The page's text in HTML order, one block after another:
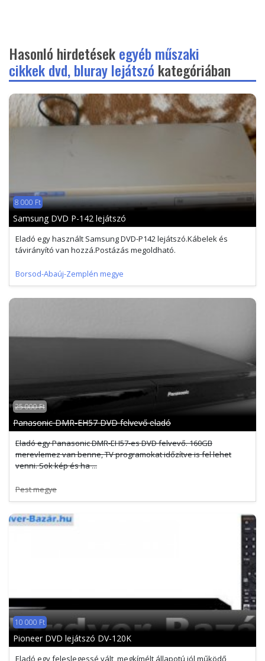
Hasonló hirdetésekegyéb műszaki
cikkek dvd, bluray lejátszó kategóriában
8 000 Ft
Samsung DVD P-142 lejátszó
Eladó egy használt Samsung DVD-P142 lejátszó.Kábelek és
távirányító van hozzá.Postázás megoldható.
Borsod-Abaúj-Zemplén megye
25 000 Ft
Panasonic DMR-EH57 DVD felvevő eladó
Eladó egy Panasonic DMR-EH57-es DVD felvevő. 160GB
merevlemez van benne, TV programokat időzítve is fel lehet
venni. Sok kép és ha ...
Pest megye
10 000 Ft
Pioneer DVD lejátszó DV-120K
Eladó egy feleslegessé vált, megkímélt állapotú,jól működő